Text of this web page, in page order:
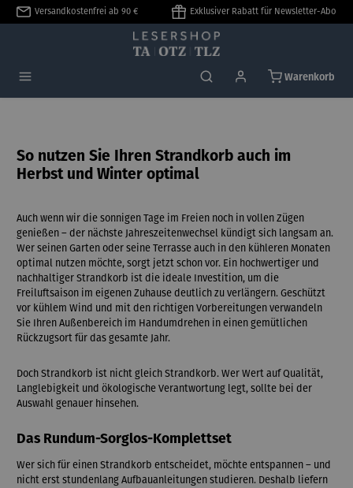
springen
Versandkostenfrei ab 90 € Exklusiver Rabatt für Newsletter-Abo
Warenkorb
So nutzen Sie Ihren Strandkorb auch im
Herbst und Winter optimal
Auch wenn wir die sonnigen Tage im Freien noch in vollen Zügen
genießen – der nächste Jahreszeitenwechsel kündigt sich langsam an.
Wer seinen Garten oder seine Terrasse auch in den kühleren Monaten
optimal nutzen möchte, sorgt jetzt schon vor. Ein hochwertiger und
nachhaltiger Strandkorb ist die ideale Investition, um die
Freiluftsaison im eigenen Zuhause deutlich zu verlängern. Geschützt
vor kühlem Wind und mit den richtigen Vorbereitungen verwandeln
Sie Ihren Außenbereich im Handumdrehen in einen gemütlichen
Rückzugsort für das gesamte Jahr.
Doch Strandkorb ist nicht gleich Strandkorb. Wer Wert auf Qualität,
Langlebigkeit und ökologische Verantwortung legt, sollte bei der
Auswahl genauer hinsehen.
Das Rundum-Sorglos-Komplettset
Wer sich für einen Strandkorb entscheidet, möchte entspannen – und
nicht erst stundenlang Aufbauanleitungen studieren. Deshalb liefern